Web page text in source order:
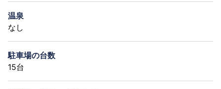
温泉
なし
駐車場の台数
15台